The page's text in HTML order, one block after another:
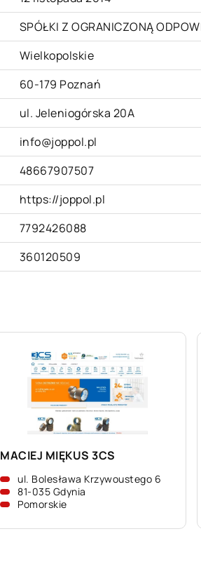
SPÓŁKI Z OGRANICZONĄ
Wielkopolskie
60-179 Poznań
ul. Jeleniogórska 20A
info@joppol.pl
48667907507
https://joppol.pl
7792426088
360120509
MACIEJ MIĘKUS 3CS
ul. Bolesława Krzywoustego 6
81-035 Gdynia
Pomorskie